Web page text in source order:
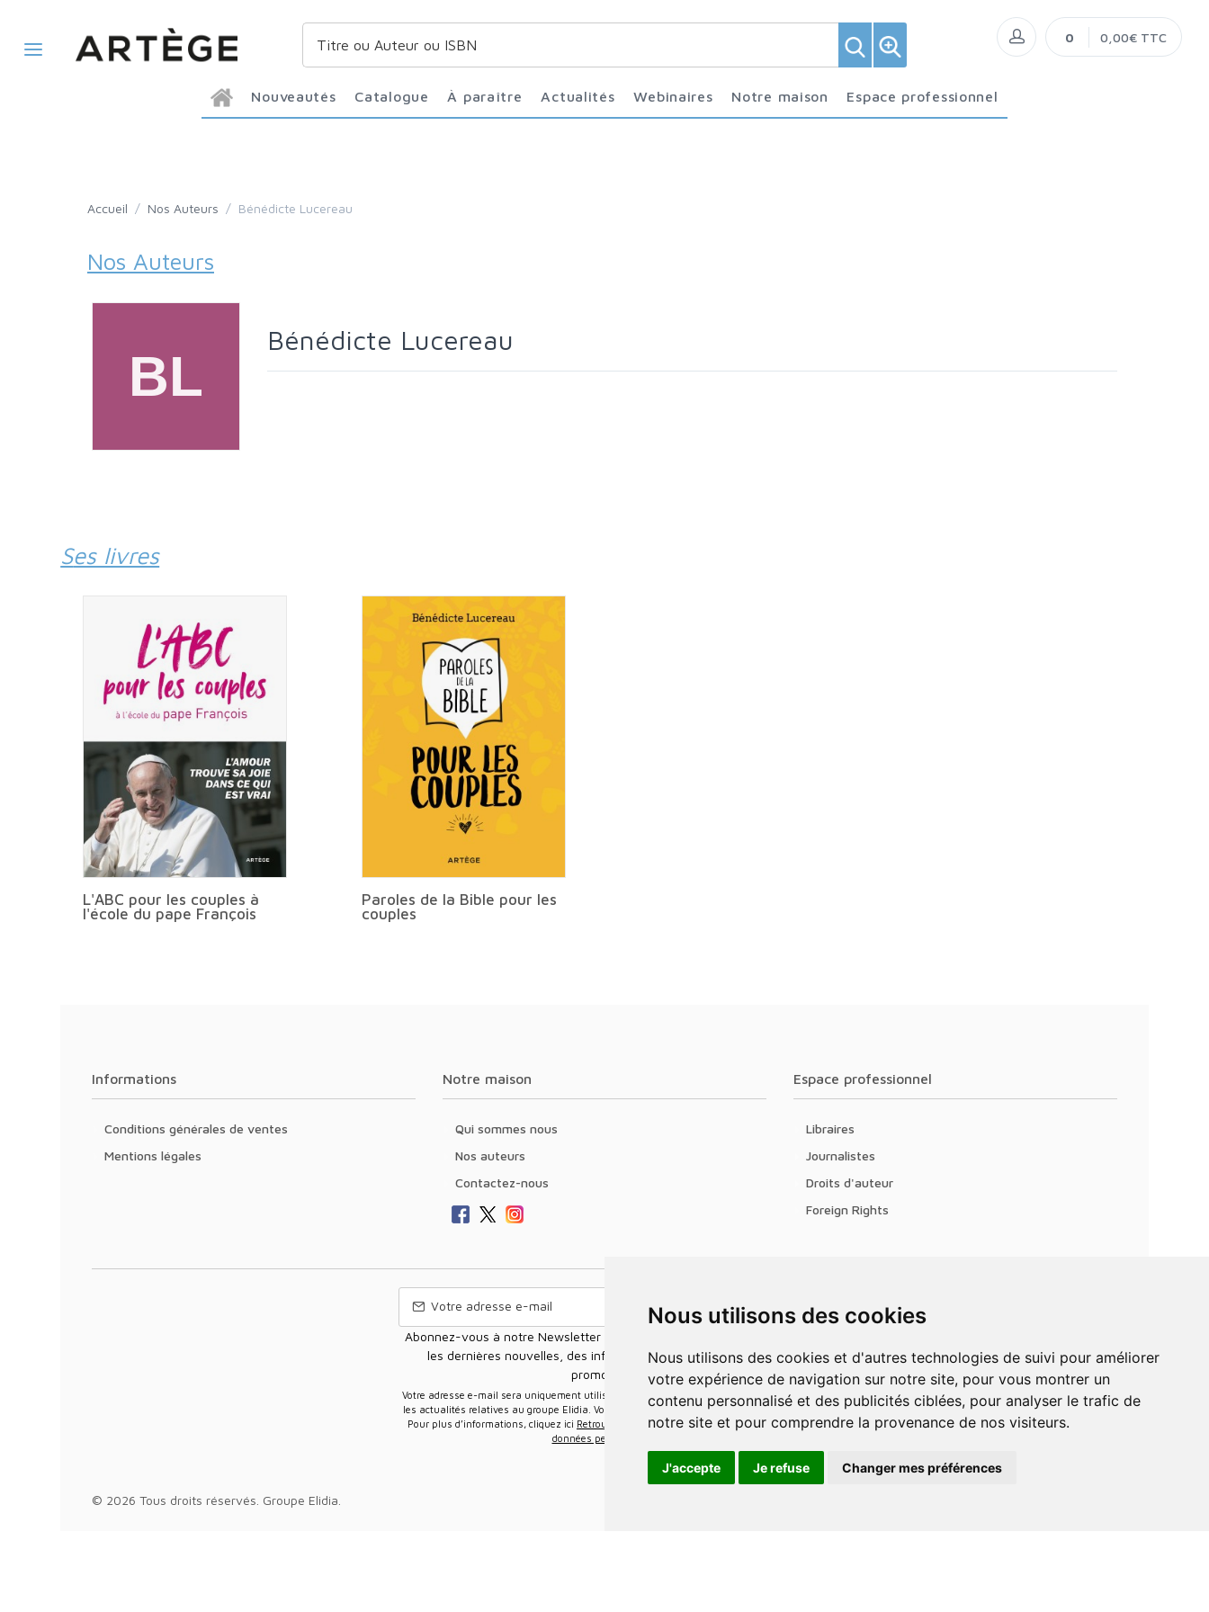
Nous utilisons des cookies
Nous utilisons des cookies et d'autres technologies de suivi pour améliorer
votre expérience de navigation sur notre site, pour vous montrer un
contenu personnalisé et des publicités ciblées, pour analyser le trafic de
notre site et pour comprendre la provenance de nos visiteurs.
J'accepte Je refuse Changer mes préférences
Nouveautés Catalogue À paraître Actualités Webinaires Notre maison Espace professionnel
0 0,00€ TTC
Accueil / Nos Auteurs / Bénédicte Lucereau
Nos Auteurs
Bénédicte Lucereau
Ses livres
L'ABC pour les couples à
l'école du pape François
Paroles de la Bible pour les
couples
Informations
Conditions générales de ventes
Mentions légales
Notre maison
Qui sommes nous
Nos auteurs
Contactez-nous
Espace professionnel
Libraires
Journalistes
Droits d'auteur
Foreign Rights
Abonnez-vous à notre Newsletter pour recevoir nos nouvelles offres,
les dernières nouvelles, des informations sur les ventes et les
promotions.
Votre adresse e-mail sera uniquement utilisée pour vous envoyer des informations sur
les actualités relatives au groupe Elidia. Vous pouvez vous désinscrire à tout moment.
Pour plus d’informations, cliquez ici Retrouvez ici notre politique de protection de vos
données personnelles
© 2026 Tous droits réservés. Groupe Elidia